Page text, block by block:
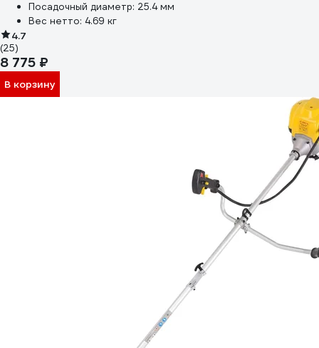
Посадочный диаметр: 25.4 мм
Вес нетто: 4.69 кг
4.7
(25)
8 775 ₽
В корзину